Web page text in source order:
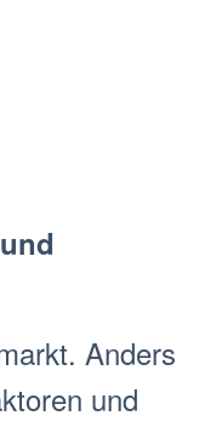
. Anders
und